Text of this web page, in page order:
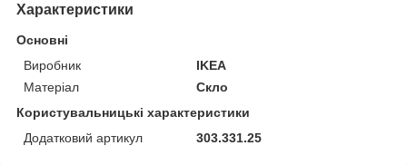
Характеристики
Основні
Виробник
IKEA
Матеріал
Скло
Користувальницькі характеристики
Додатковий артикул
303.331.25